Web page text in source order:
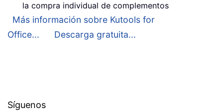
la compra individual de complementos
Más información sobre Kutools for
Office...
Descarga gratuita...
Síguenos